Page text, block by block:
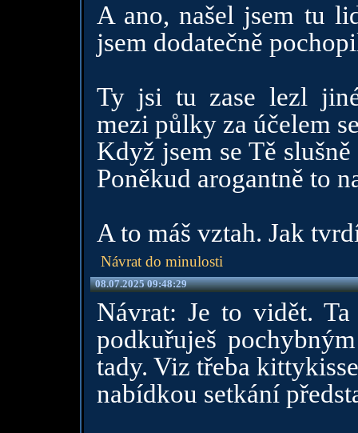
A ano, našel jsem tu
jsem dodatečně
Ty jsi tu zase lezl
mezi půlky za účelem
Když jsem se Tě
Poněkud arogantně to
A to máš vztah. Jak
Návrat do minulosti
08.07.2025 09:48:29
Návrat: Je to vidět.
podkuřuješ
tady. Viz třeba
nabídkou setkání